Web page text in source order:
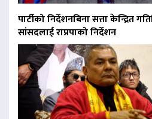
पार्टीको निर्देशनबिना सत्ता केन्द्रित
सांसदलाई राप्रपाको निर्देशन